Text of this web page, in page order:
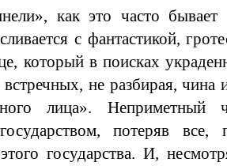
как это часто бывает
с фантастикой,
который в поисках
не разбирая, чина
лица».
потеряв
государства. И,